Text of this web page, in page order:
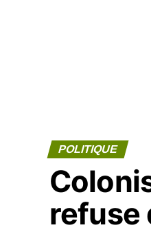
POLITIQUE
refuse